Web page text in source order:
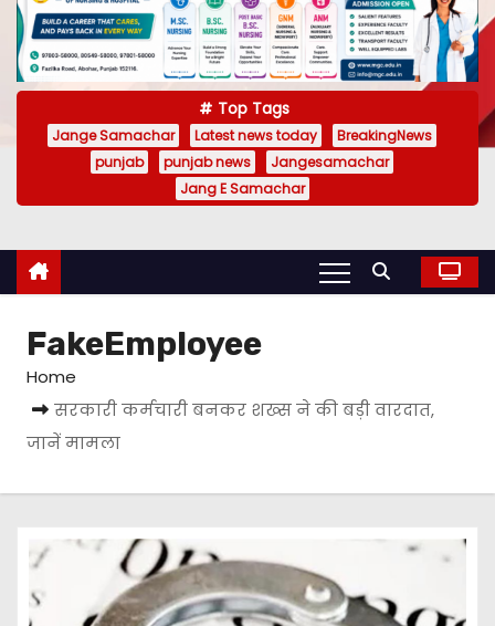
Top Tags
Jange Samachar Latest news today
BreakingNews
punjab
punjab news
Jangesamachar
Jang E Samachar
FakeEmployee
Home
सरकारी कर्मचारी बनकर शख्स ने की बड़ी वारदात,
जानें मामला